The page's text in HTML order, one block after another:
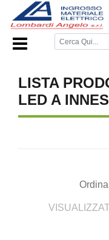
Home Page/
LISTA
LED A
Ordina